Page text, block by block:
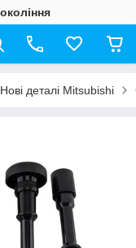
Нові деталі Mitsubishi